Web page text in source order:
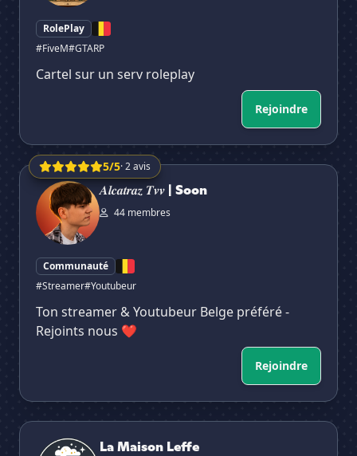
RolePlay
#FiveM#GTARP
Cartel sur un serv roleplay
Rejoindre
5/5· 2 avis
𝑨𝒍𝒄𝒂𝒕𝒓𝒂𝒛 𝑻𝒗𝒗 | Soon
𝑨𝒍𝒄𝒂𝒕𝒓𝒂𝒛 𝑻𝒗𝒗 | Soon
44 membres
Communauté
#Streamer#Youtubeur
Ton streamer & Youtubeur Belge préféré -
Rejoints nous ❤️
Rejoindre
La Maison Leffe
La Maison Leffe